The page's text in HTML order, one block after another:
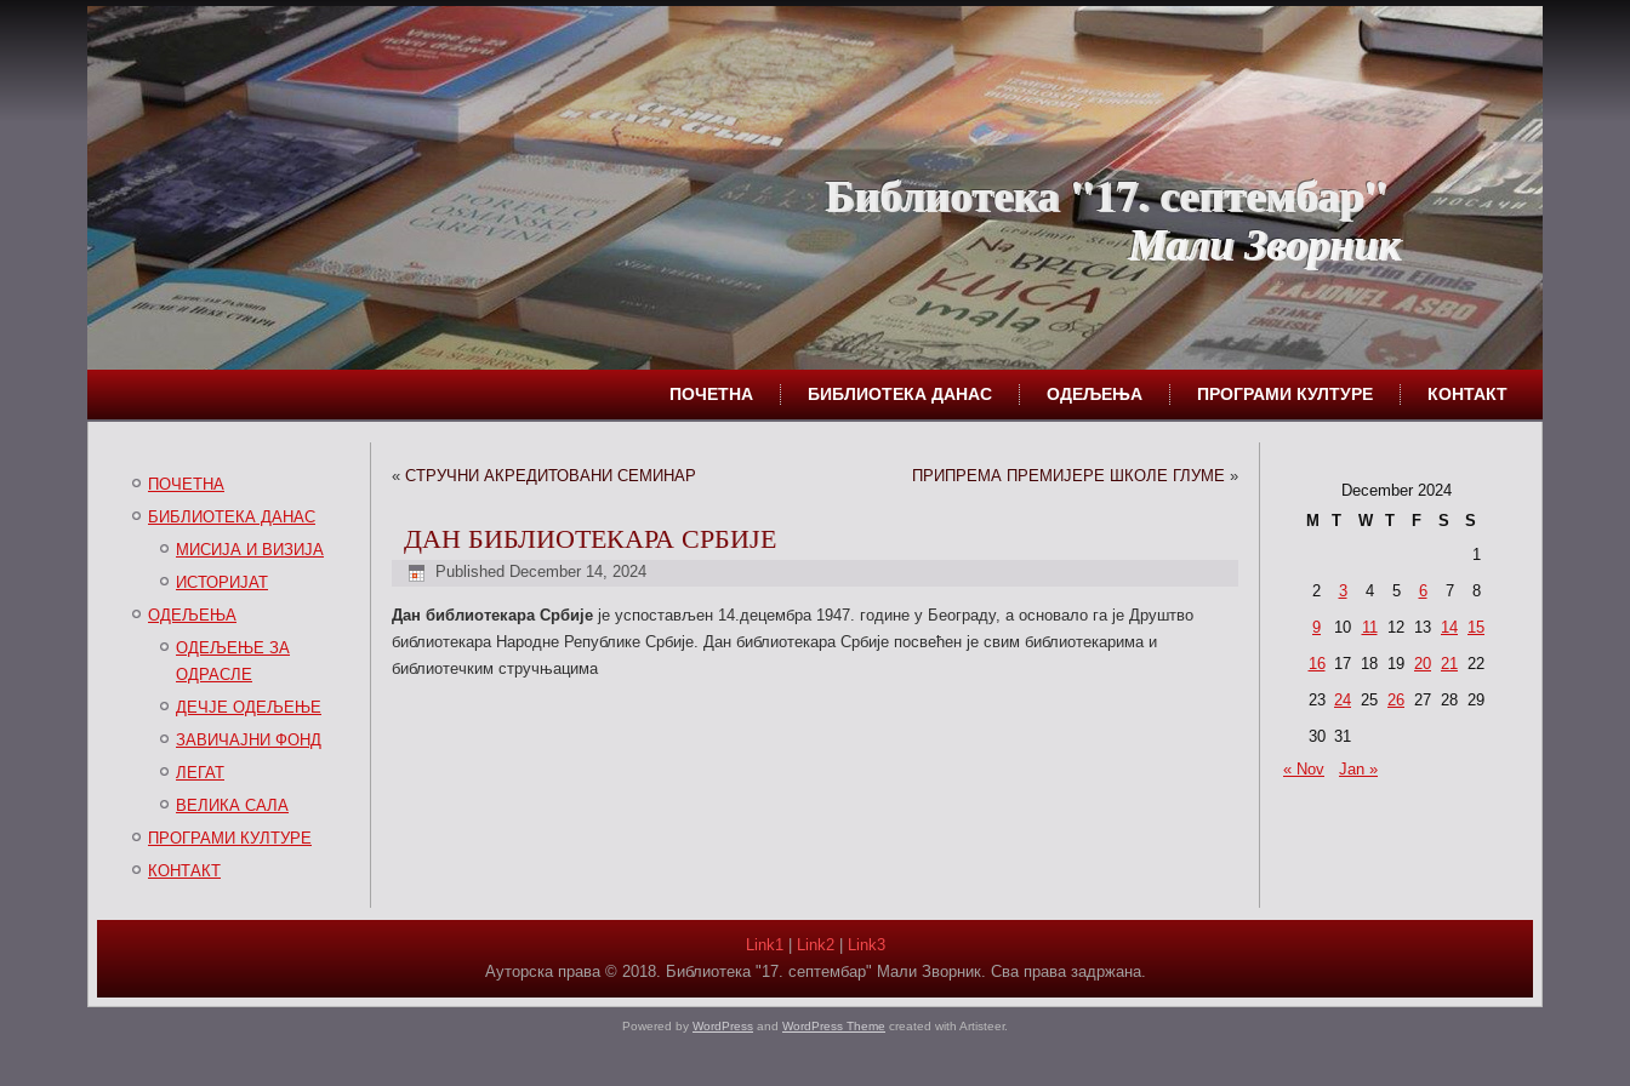
Библиотека "17. септембар"
Мали Зворник
ПОЧЕТНА БИБЛИОТЕКА ДАНАС ОДЕЉЕЊА ПРОГРАМИ КУЛТУРЕ КОНТАКТ
ПОЧЕТНА
БИБЛИОТЕКА ДАНАС
МИСИЈА И ВИЗИЈА
ИСТОРИЈАТ
ОДЕЉЕЊА
ОДЕЉЕЊЕ ЗА
ОДРАСЛЕ
ДЕЧЈЕ ОДЕЉЕЊЕ
ЗАВИЧАЈНИ ФОНД
ЛЕГАТ
ВЕЛИКА САЛА
ПРОГРАМИ КУЛТУРЕ
КОНТАКТ
« СТРУЧНИ АКРЕДИТОВАНИ СЕМИНАР ПРИПРЕМА ПРЕМИЈЕРЕ ШКОЛЕ ГЛУМЕ »
ДАН БИБЛИОТЕКАРА СРБИЈЕ
Published December 14, 2024
Дан библиотекара Србије је успостављен 14.децембра 1947. године у Београду, а основало га је Друштво
библиотекара Народне Републике Србије. Дан библиотекара Србије посвећен је свим библиотекарима и
библиотечким стручњацима
December 2024
M
T W T F S
S
1
2
3 4 5 6 7
8
9
10 11 12 13 14 15
16 17 18 19 20 21 22
23 24 25 26 27 28 29
30 31
« Nov
Jan »
Link1| Link2|
Link3
Ауторска права © 2018. Библиотека "17. септембар" Мали Зворник. Сва права задржана.
Powered by WordPress and WordPress Theme created with Artisteer.